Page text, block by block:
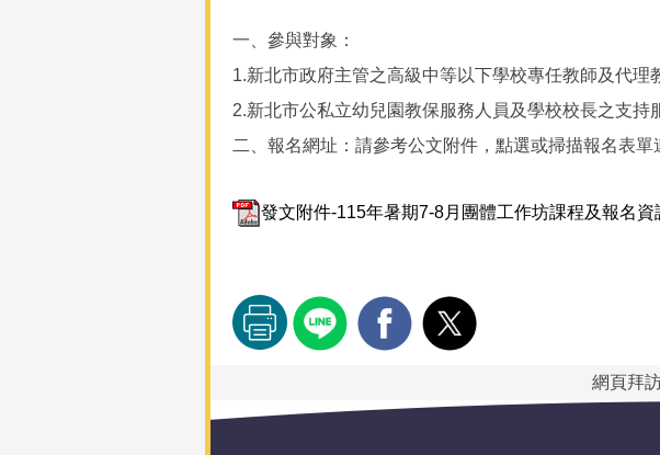
一、參與對象：
1.新北市政府主管之高級中等以下學校專任教師及代理
2.新北市公私立幼兒園教保服務人員及學校校長之支持
二、報名網址：請參考公文附件，點選或掃描報名表單
發文附件-115年暑期7-8月團體工作坊課程及報名資
網頁拜